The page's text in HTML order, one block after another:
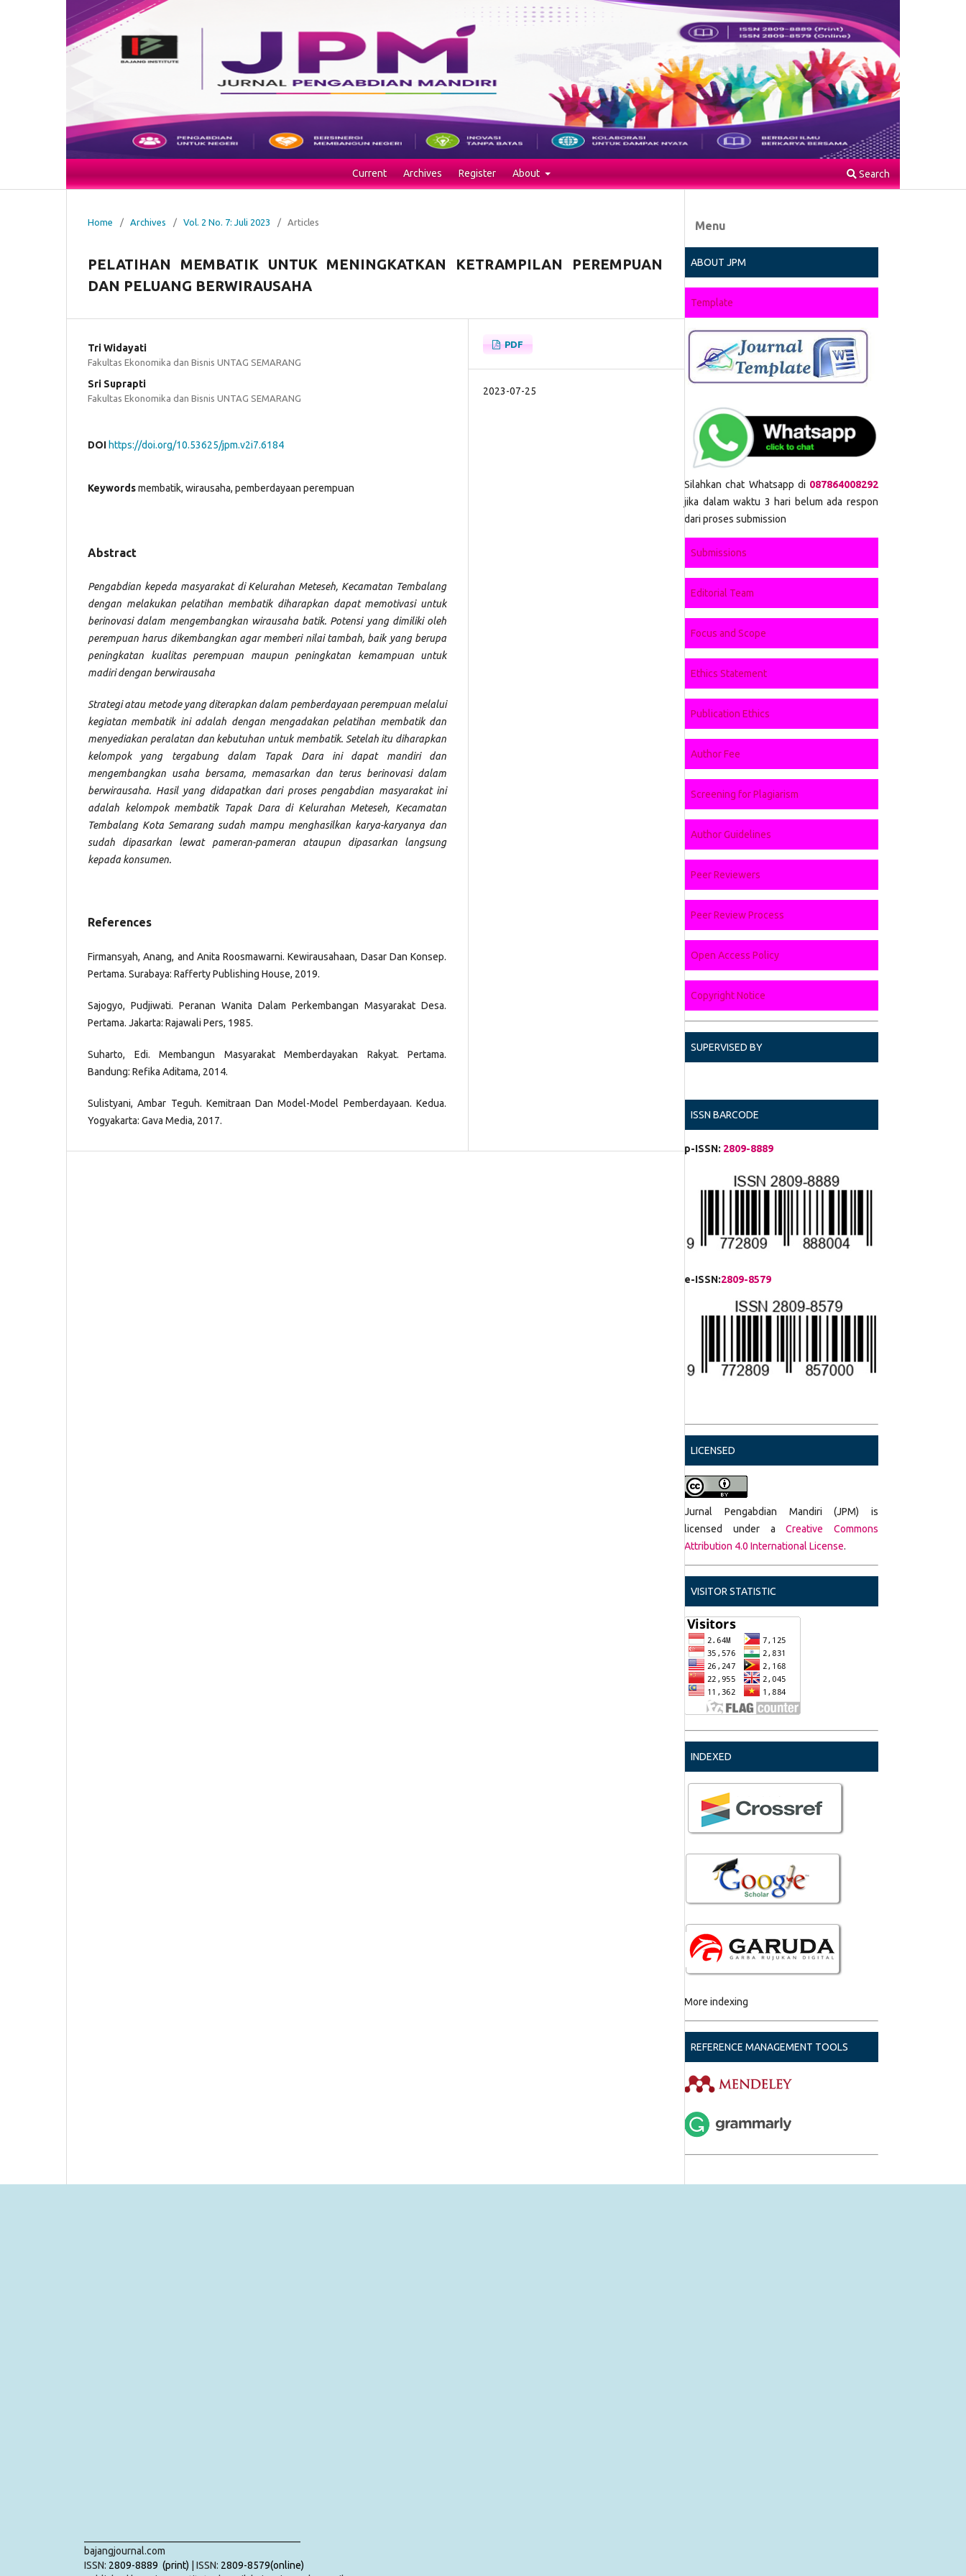
Current Archives Register About Search
Home / Archives / Vol. 2 No. 7: Juli 2023 / Articles
PELATIHAN MEMBATIK UNTUK MENINGKATKAN KETRAMPILAN PEREMPUAN
DAN PELUANG BERWIRAUSAHA
Tri Widayati
Fakultas Ekonomika dan Bisnis UNTAG SEMARANG
Sri Suprapti
Fakultas Ekonomika dan Bisnis UNTAG SEMARANG
DOI https://doi.org/10.53625/jpm.v2i7.6184
Keywordsmembatik, wirausaha, pemberdayaan perempuan
Abstract
Pengabdian kepeda masyarakat di Kelurahan Meteseh, Kecamatan Tembalang
dengan melakukan pelatihan membatik diharapkan dapat memotivasi untuk
berinovasi dalam mengembangkan wirausaha batik. Potensi yang dimiliki oleh
perempuan harus dikembangkan agar memberi nilai tambah, baik yang berupa
peningkatan kualitas perempuan maupun peningkatan kemampuan untuk
madiri dengan berwirausaha
Strategi atau metode yang diterapkan dalam pemberdayaan perempuan melalui
kegiatan membatik ini adalah dengan mengadakan pelatihan membatik dan
menyediakan peralatan dan kebutuhan untuk membatik. Setelah itu diharapkan
kelompok yang tergabung dalam Tapak Dara ini dapat mandiri dan
mengembangkan usaha bersama, memasarkan dan terus berinovasi dalam
berwirausaha. Hasil yang didapatkan dari proses pengabdian masyarakat ini
adalah kelompok membatik Tapak Dara di Kelurahan Meteseh, Kecamatan
Tembalang Kota Semarang sudah mampu menghasilkan karya-karyanya dan
sudah dipasarkan lewat pameran-pameran ataupun dipasarkan langsung
kepada konsumen.
References
Firmansyah, Anang, and Anita Roosmawarni. Kewirausahaan, Dasar Dan Konsep.
Pertama. Surabaya: Rafferty Publishing House, 2019.
Sajogyo, Pudjiwati. Peranan Wanita Dalam Perkembangan Masyarakat Desa.
Pertama. Jakarta: Rajawali Pers, 1985.
Suharto, Edi. Membangun Masyarakat Memberdayakan Rakyat. Pertama.
Bandung: Refika Aditama, 2014.
Sulistyani, Ambar Teguh. Kemitraan Dan Model-Model Pemberdayaan. Kedua.
Yogyakarta: Gava Media, 2017.
PDF
2023-07-25
Menu
ABOUT JPM
Template
Silahkan chat Whatsapp di 087864008292
jika dalam waktu 3 hari belum ada respon
dari proses submission
Submissions
Editorial Team
Focus and Scope
Ethics Statement
Publication Ethics
Author Fee
Screening for Plagiarism
Author Guidelines
Peer Reviewers
Peer Review Process
Open Access Policy
Copyright Notice
SUPERVISED BY
ISSN BARCODE
p-ISSN: 2809-8889
e-ISSN:2809-8579
LICENSED
Jurnal Pengabdian Mandiri (JPM) is
licensed under aCreative Commons
Attribution 4.0 International License.
VISITOR STATISTIC
INDEXED
More indexing
REFERENCE MANAGEMENT TOOLS
bajangjournal.com
ISSN: 2809-8889 (print) | ISSN: 2809-8579(online)